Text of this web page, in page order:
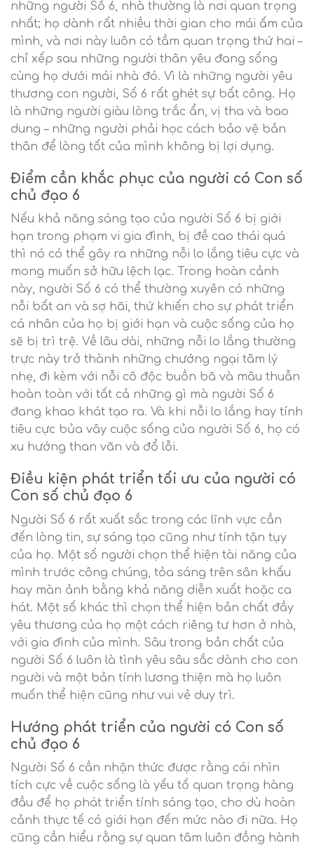
những người Số 6, nhà thường là nơi quan trọng
nhất; họ dành rất nhiều thời gian cho mái ấm của
mình, và nơi này luôn có tầm quan trọng thứ hai –
chỉ xếp sau những người thân yêu đang sống
cùng họ dưới mái nhà đó. Vì là những người yêu
thương con người, Số 6 rất ghét sự bất công. Họ
là những người giàu lòng trắc ẩn, vị tha và bao
dung – những người phải học cách bảo vệ bản
thân để lòng tốt của mình không bị lợi dụng.
Điểm cần khắc phục của người có Con số
chủ đạo 6
Nếu khả năng sáng tạo của người Số 6 bị giới
hạn trong phạm vi gia đình, bị đề cao thái quá
thì nó có thể gây ra những nỗi lo lắng tiêu cực và
mong muốn sở hữu lệch lạc. Trong hoàn cảnh
này, người Số 6 có thể thường xuyên có những
nỗi bất an và sợ hãi, thứ khiến cho sự phát triển
cá nhân của họ bị giới hạn và cuộc sống của họ
sẽ bị trì trệ. Về lâu dài, những nỗi lo lắng thường
trực này trở thành những chướng ngại tâm lý
nhẹ, đi kèm với nỗi cô độc buồn bã và mâu thuẫn
hoàn toàn với tất cả những gì mà người Số 6
đang khao khát tạo ra. Và khi nỗi lo lắng hay tính
tiêu cực bủa vây cuộc sống của người Số 6, họ có
xu hướng than vãn và đổ lỗi.
Điều kiện phát triển tối ưu của người có
Con số chủ đạo 6
Người Số 6 rất xuất sắc trong các lĩnh vực cần
đến lòng tin, sự sáng tạo cũng như tính tận tụy
của họ. Một số người chọn thể hiện tài năng của
mình trước công chúng, tỏa sáng trên sân khấu
hay màn ảnh bằng khả năng diễn xuất hoặc ca
hát. Một số khác thì chọn thể hiện bản chất đầy
yêu thương của họ một cách riêng tư hơn ở nhà,
với gia đình của mình. Sâu trong bản chất của
người Số 6 luôn là tình yêu sâu sắc dành cho con
người và một bản tính lương thiện mà họ luôn
muốn thể hiện cũng như vui vẻ duy trì.
Hướng phát triển của người có Con số
chủ đạo 6
Người Số 6 cần nhận thức được rằng cái nhìn
tích cực về cuộc sống là yếu tố quan trọng hàng
đầu để họ phát triển tính sáng tạo, cho dù hoàn
cảnh thực tế có giới hạn đến mức nào đi nữa. Họ
cũng cần hiểu rằng sự quan tâm luôn đồng hành